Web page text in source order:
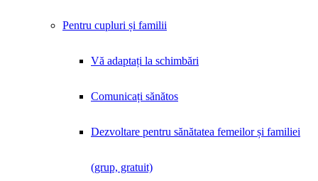
Pentru cupluri și familii
Vă adaptați la schimbări
Comunicați sănătos
Dezvoltare pentru sănătatea femeilor și familiei
(grup, gratuit)